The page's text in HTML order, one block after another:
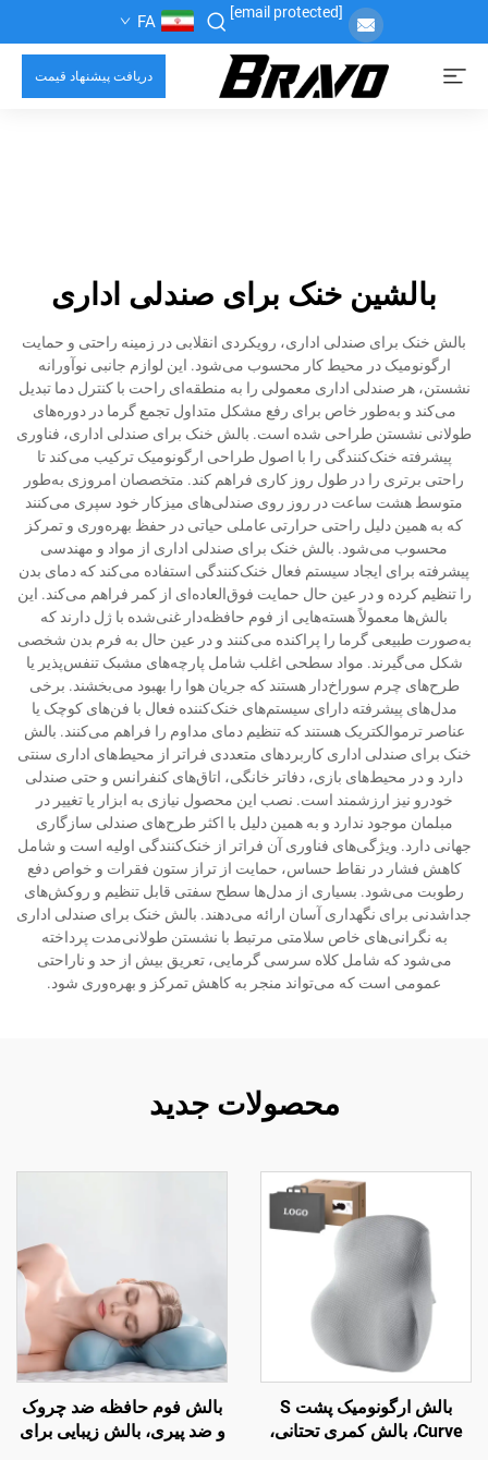
[email protected]
FA
دریافت پیشنهاد قیمت
بالشین خنک برای صندلی اداری
بالش خنک برای صندلی اداری، رویکردی انقلابی در زمینه راحتی و حمایت
ارگونومیک در محیط کار محسوب می‌شود. این لوازم جانبی نوآورانه
نشستن، هر صندلی اداری معمولی را به منطقه‌ای راحت با کنترل دما تبدیل
می‌کند و به‌طور خاص برای رفع مشکل متداول تجمع گرما در دوره‌های
طولانی نشستن طراحی شده است. بالش خنک برای صندلی اداری، فناوری
پیشرفته خنک‌کنندگی را با اصول طراحی ارگونومیک ترکیب می‌کند تا
راحتی برتری را در طول روز کاری فراهم کند. متخصصان امروزی به‌طور
متوسط هشت ساعت در روز روی صندلی‌های میزکار خود سپری می‌کنند
که به همین دلیل راحتی حرارتی عاملی حیاتی در حفظ بهره‌وری و تمرکز
محسوب می‌شود. بالش خنک برای صندلی اداری از مواد و مهندسی
پیشرفته برای ایجاد سیستم فعال خنک‌کنندگی استفاده می‌کند که دمای بدن
را تنظیم کرده و در عین حال حمایت فوق‌العاده‌ای از کمر فراهم می‌کند. این
بالش‌ها معمولاً هسته‌هایی از فوم حافظه‌دار غنی‌شده با ژل دارند که
به‌صورت طبیعی گرما را پراکنده می‌کنند و در عین حال به فرم بدن شخصی
شکل می‌گیرند. مواد سطحی اغلب شامل پارچه‌های مشبک تنفس‌پذیر یا
طرح‌های چرم سوراخ‌دار هستند که جریان هوا را بهبود می‌بخشند. برخی
مدل‌های پیشرفته دارای سیستم‌های خنک‌کننده فعال با فن‌های کوچک یا
عناصر ترموالکتریک هستند که تنظیم دمای مداوم را فراهم می‌کنند. بالش
خنک برای صندلی اداری کاربردهای متعددی فراتر از محیط‌های اداری سنتی
دارد و در محیط‌های بازی، دفاتر خانگی، اتاق‌های کنفرانس و حتی صندلی
خودرو نیز ارزشمند است. نصب این محصول نیازی به ابزار یا تغییر در
مبلمان موجود ندارد و به همین دلیل با اکثر طرح‌های صندلی سازگاری
جهانی دارد. ویژگی‌های فناوری آن فراتر از خنک‌کنندگی اولیه است و شامل
کاهش فشار در نقاط حساس، حمایت از تراز ستون فقرات و خواص دفع
رطوبت می‌شود. بسیاری از مدل‌ها سطح سفتی قابل تنظیم و روکش‌های
جداشدنی برای نگهداری آسان ارائه می‌دهند. بالش خنک برای صندلی اداری
به نگرانی‌های خاص سلامتی مرتبط با نشستن طولانی‌مدت پرداخته
می‌شود که شامل کلاه سرسی گرمایی، تعریق بیش از حد و ناراحتی
عمومی است که می‌تواند منجر به کاهش تمرکز و بهره‌وری شود.
محصولات جدید
بالش ارگونومیک پشت S
Curve، بالش کمری تحتانی،
بالش فوم حافظه ضد چروک
و ضد پیری، بالش زیبایی برای